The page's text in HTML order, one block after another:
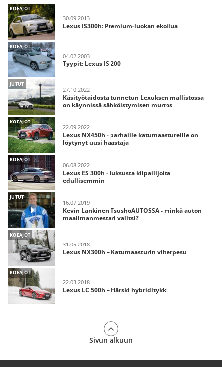
KOEAJOT
30.09.2013
Lexus IS300h: Premium-luokan ekoilua
KOEAJOT
04.02.2003
Tyypit: Lexus IS 200
JUTUT
27.10.2022
Käsityötaidosta tunnetun Lexuksen mallistossa
on käynnissä sähköistymisen murros
KOEAJOT
22.09.2022
Lexus NX450h - parhaille katumaastureille on
löytynyt uusi haastaja
KOEAJOT
06.08.2022
Lexus ES 300h - luksusta kilpailijoita
edullisemmin
JUTUT
16.07.2019
Kevin Lankinen TsushoAUTOSSA - minkä auton
maailmanmestari valitsi?
KOEAJOT
31.05.2018
Lexus NX300h – Katumaasturin viherpesu
KOEAJOT
22.03.2018
Lexus LC 500h – Härski hybriditykki
Sivun alkuun